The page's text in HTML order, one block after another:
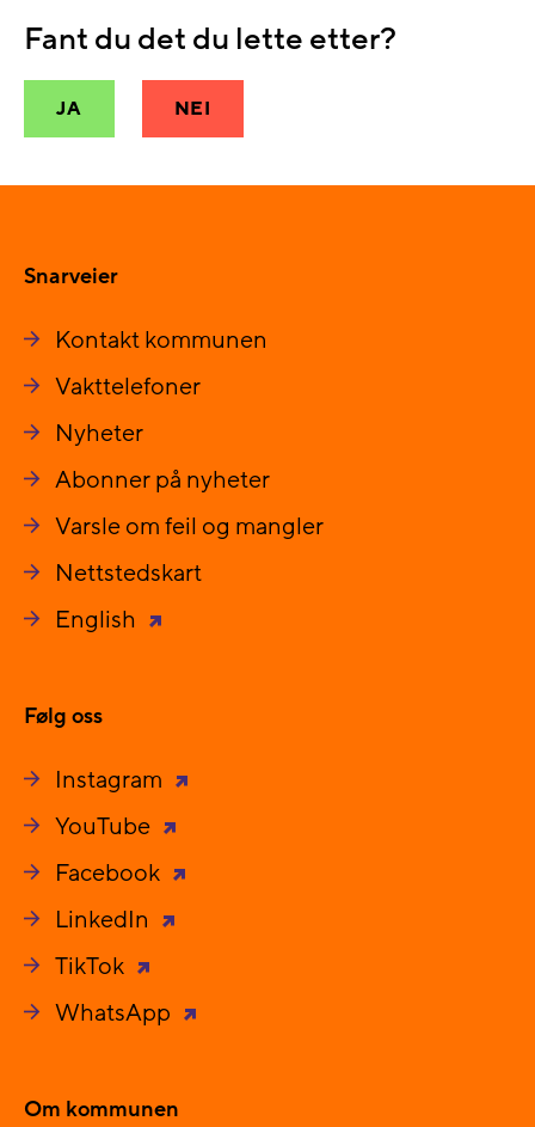
Fant du det du lette etter?
JA NEI
Snarveier
Kontakt kommunen
Vakttelefoner
Nyheter
Abonner på nyheter
Varsle om feil og mangler
Nettstedskart
English
Følg oss
Instagram
YouTube
Facebook
LinkedIn
TikTok
WhatsApp
Om kommunen